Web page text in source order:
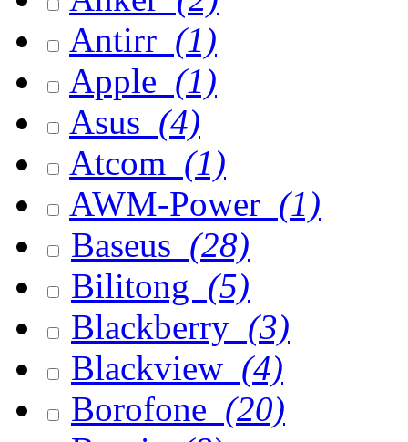
Antirr (1)
Apple (1)
Asus (4)
Atcom (1)
AWM-Power (1)
Baseus (28)
Bilitong (5)
Blackberry (3)
Blackview (4)
Borofone (20)